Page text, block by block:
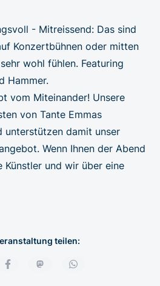
- Mitreissend: Das sind
Konzertbühnen oder mitten
wohl fühlen. Featuring
Hammer.
vom Miteinander! Unsere
von Tante Emmas
unterstützen damit unser
Wenn Ihnen der Abend
und wir über eine
teilen: